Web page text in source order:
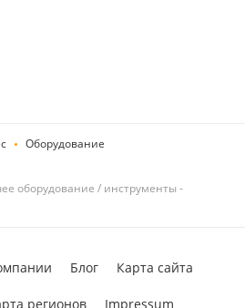
Оборудование
оборудование / инструменты -
Блог Карта сайта
регионов Impressum